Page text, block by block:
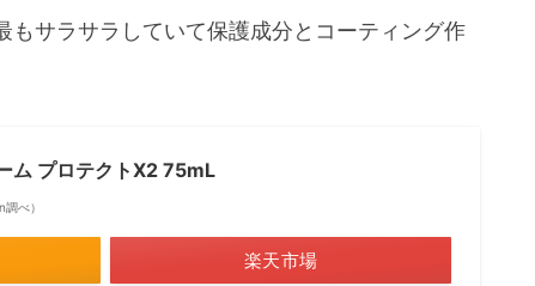
サラサラしていて保護成分とコーティング作
ム プロテクトX2 75mL
べ）
楽天市場